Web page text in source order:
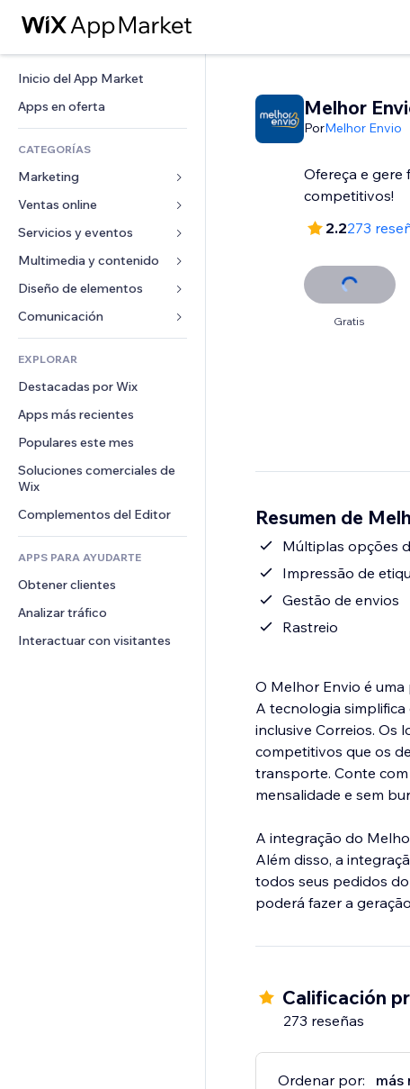
Inicio del App Market
Apps en oferta
CATEGORÍAS
Marketing
Anuncios
Móvil
Analíticas
Anuncios del sitio
Email
Ventas online
Apps para tiendas
Envíos y entregas
Botones de venta
Contabilidad
Cupones y fidelización
Almacenamiento de mercancía
Crowdfunding
Alimentos y bebidas
Servicios y eventos
Hoteles
Eventos
Restaurantes
Inmobiliarias
Reservas
Multimedia y contenido
Galerías
Música
Pódcast
Fotografía
Video
PDF
Compartir archivos
Noticias
Servicios de contenido
Efectos de texto
Diseño de elementos
Mapas y navegación
Privacidad y seguridad
Reloj
Plantillas para páginas
Efectos de imágenes
Botones y menús
Banners e insignias
Calculadoras
Buscar
Formularios
Encuestas
Chat
Comentarios
Teléfono
Comunidad
Reseñas y testimonios
EXPLORAR
Destacadas por Wix
Apps más recientes
Populares este mes
Soluciones comerciales de
Wix
Complementos del Editor
APPS PARA AYUDARTE
Obtener clientes
Analizar tráfico
Interactuar con visitantes
Melhor
PorMelhor Envio
Ofereça e gere
competitivos!
2.2273
Gratis
Resumen de
Múltiplas opções
Impressão de
Gestão de envios
Rastreio
O Melhor Envio é
A tecnologia
inclusive Correios. Os
competitivos que os
transporte. Conte
mensalidade e sem
A integração do
Além disso, a
todos seus pedidos
Calificación
273 reseñas
Ordenar por: más